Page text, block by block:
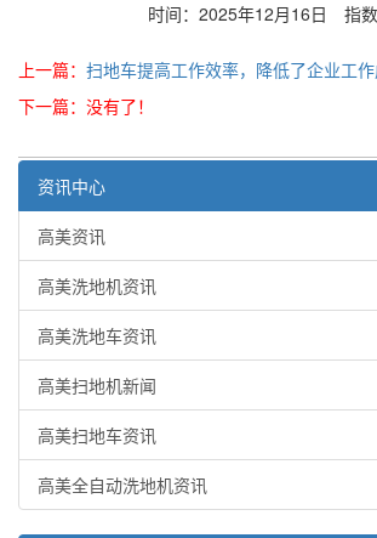
时间：2025年12月16日 指数
上一篇： 扫地车提高工作效率，降低了企业工
下一篇：没有了！
资讯中心
高美资讯
高美洗地机资讯
高美洗地车资讯
高美扫地机新闻
高美扫地车资讯
高美全自动洗地机资讯